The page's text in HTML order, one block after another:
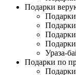
Подарки
Ураза-
Подарки по